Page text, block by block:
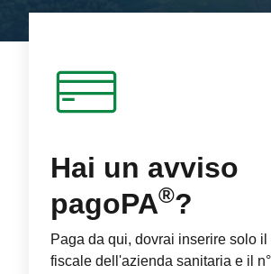
Hai un avviso
pagoPA®?
Paga da qui, dovrai inserire solo
fiscale dell'azienda sanitaria e il